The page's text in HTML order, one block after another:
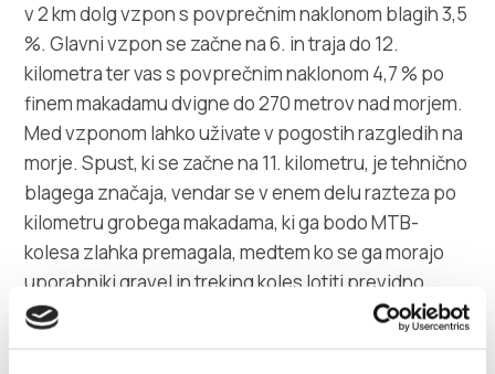
v 2 km dolg vzpon s povprečnim naklonom blagih 3,5
%. Glavni vzpon se začne na 6. in traja do 12.
kilometra ter vas s povprečnim naklonom 4,7 % po
finem makadamu dvigne do 270 metrov nad morjem.
Med vzponom lahko uživate v pogostih razgledih na
morje. Spust, ki se začne na 11. kilometru, je tehnično
blagega značaja, vendar se v enem delu razteza po
kilometru grobega makadama, ki ga bodo MTB-
kolesa zlahka premagala, medtem ko se ga morajo
uporabniki gravel in treking koles lotiti previdno.
Tretji vzpon z dolžino 1,4 km in povprečnim